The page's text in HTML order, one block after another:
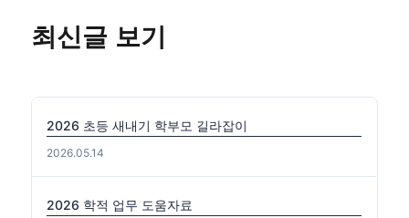
최신글 보기
2026 초등 새내기 학부모 길라잡이
2026.05.14
2026 학적 업무 도움자료